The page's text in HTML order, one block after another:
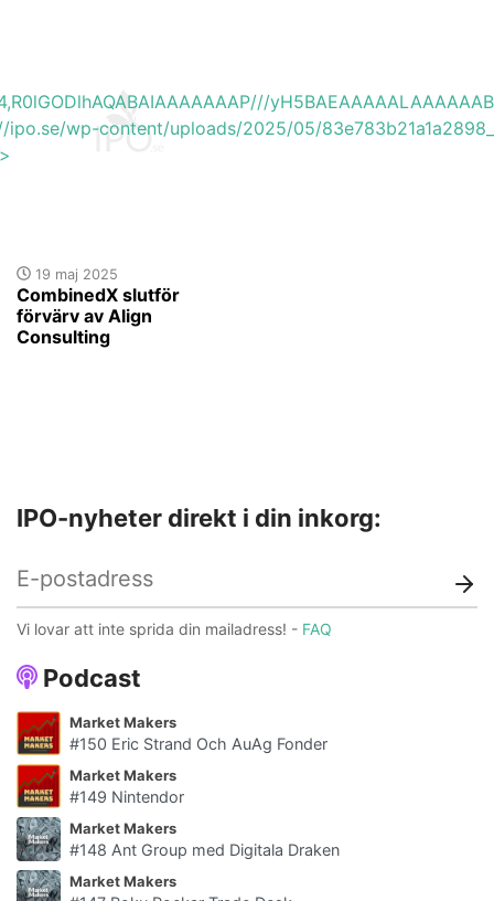
wp-content/uploads/2025/05/
19 maj 2025
CombinedX slutför
förvärv av Align
Consulting
Podcast
Market Makers
#150 Eric Strand Och AuAg Fonder
Market Makers
#149 Nintendor
Market Makers
#148 Ant Group med Digitala Draken
Market Makers
IPO-nyheter direkt i din inkorg:
Vi lovar att inte sprida din mailadress! - FAQ